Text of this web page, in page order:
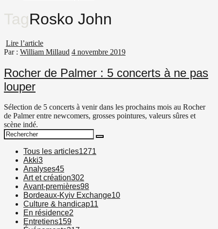
TagRosko John
Lire l’article
Par : William Millaud 4 novembre 2019
Rocher de Palmer : 5 concerts à ne pas
louper
Sélection de 5 concerts à venir dans les prochains mois au Rocher
de Palmer entre newcomers, grosses pointures, valeurs sûres et
scène indé.
Search
for:
Search
Tous les articles1271
Akki3
Analyses45
Art et création302
Avant-premières98
Bordeaux-Kyiv Exchange10
Culture & handicap11
En résidence2
Entretiens159